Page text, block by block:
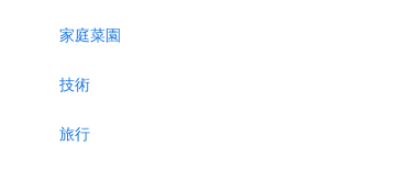
家庭菜園
技術
旅行